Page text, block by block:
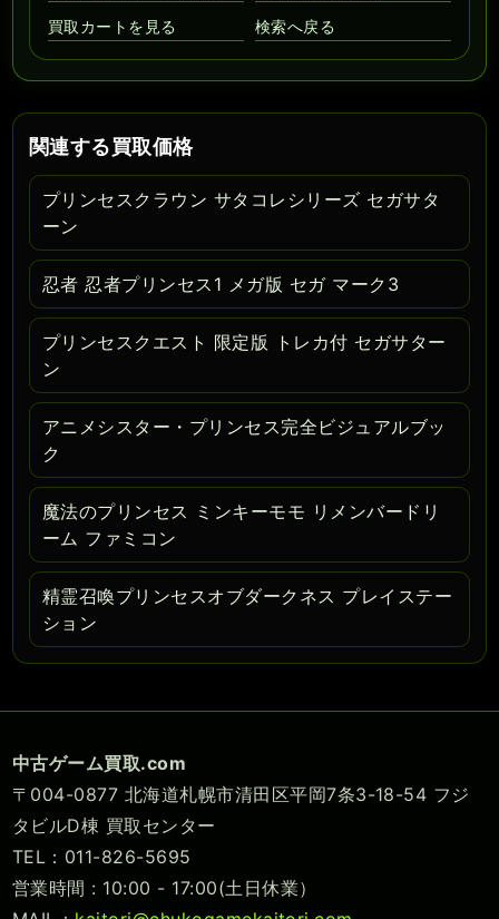
買取カートを見る 検索へ戻る
関連する買取価格
プリンセスクラウン サタコレシリーズ セガサタ
ーン
忍者 忍者プリンセス1 メガ版 セガ マーク3
プリンセスクエスト 限定版 トレカ付 セガサター
ン
アニメシスター・プリンセス完全ビジュアルブッ
ク
魔法のプリンセス ミンキーモモ リメンバードリ
ーム ファミコン
精霊召喚プリンセスオブダークネス プレイステー
ション
中古ゲーム買取.com
〒004-0877 北海道札幌市清田区平岡7条3-18-54 フジ
タビルD棟 買取センター
TEL：011-826-5695
営業時間 : 10:00 - 17:00(土日休業）